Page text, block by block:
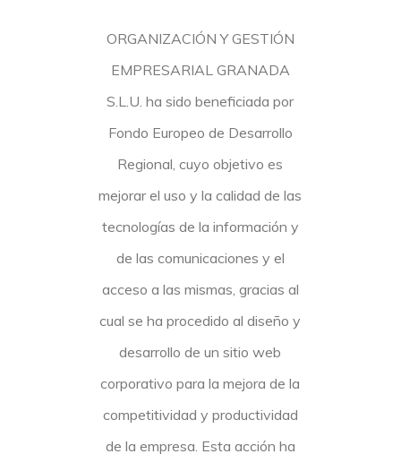
ORGANIZACIÓN Y GESTIÓN
EMPRESARIAL GRANADA
S.L.U. ha sido beneficiada por
Fondo Europeo de Desarrollo
Regional, cuyo objetivo es
mejorar el uso y la calidad de las
tecnologías de la información y
de las comunicaciones y el
acceso a las mismas, gracias al
cual se ha procedido al diseño y
desarrollo de un sitio web
corporativo para la mejora de la
competitividad y productividad
de la empresa. Esta acción ha